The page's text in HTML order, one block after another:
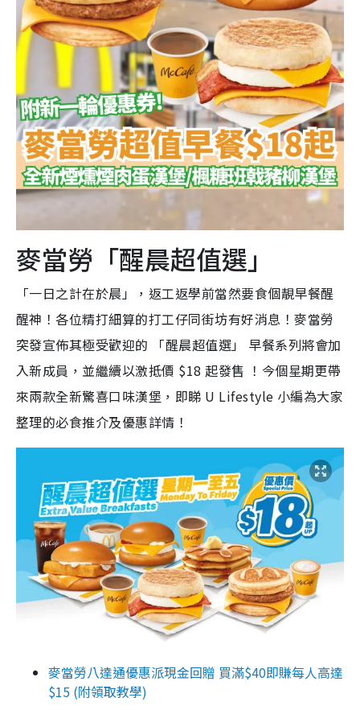
麥當勞「醒晨超值選」
「一日之計在於晨」，返工返學前當然要食個靚早餐醒
醒神！各位精打細算的打工仔同街坊有好消息！麥當勞
突發宣佈其極受歡迎的 「醒晨超值選」 早餐系列將會加
入新成員，並繼續以激抵價 $18 起發售 ！今個星期更帶
來兩款全新驚喜口味漢堡，即睇 U Lifestyle 小編為大家
整理的必食推介及優惠詳情！
麥當勞八達通優惠派現金回贈 買滿$40即賺每人高達
$15 (附領取教學)